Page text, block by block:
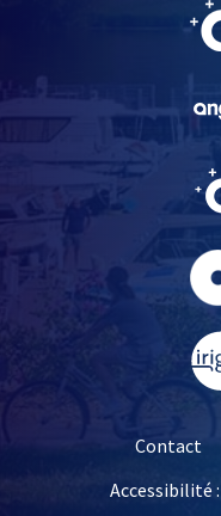
Contact
Accessibilité